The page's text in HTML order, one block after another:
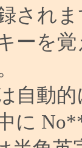
されま
ーを
自動
に